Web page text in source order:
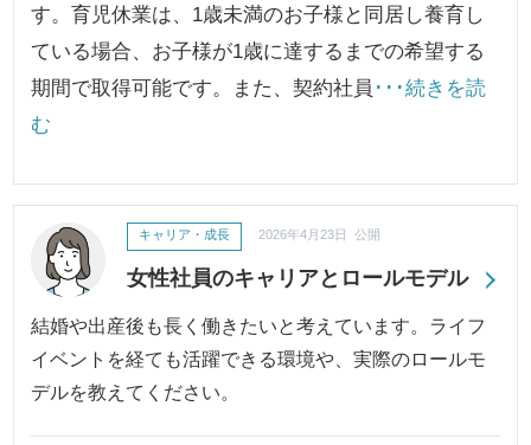
す。育児休業は、1歳未満のお子様と同居し養育し
ている場合、お子様が1歳に達するまでの希望する
期間で取得可能です。また、契約社員 ･･･続きを読
む
女性社員のキャリアとロールモデル
キャリア・成長 2026年4月23日 公開
結婚や出産後も長く働きたいと考えています。ライフ
イベントを経ても活躍できる環境や、実際のロールモ
デルを教えてください。